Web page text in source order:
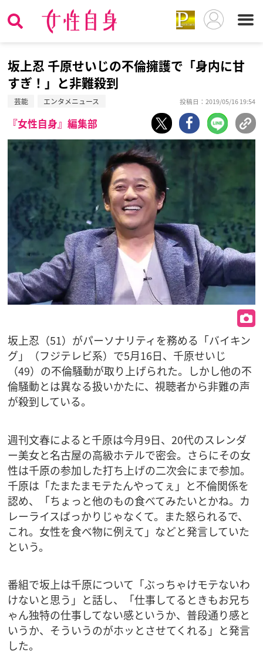
坂上忍 千原せいじの不倫擁護で「身内に甘
すぎ！」と非難殺到
芸能 エンタメニュース 投稿日：2019/05/16 19:54
『女性自身』編集部
坂上忍（51）がパーソナリティを務める「バイキン
グ」（フジテレビ系）で5月16日、千原せいじ
（49）の不倫騒動が取り上げられた。しかし他の不
倫騒動とは異なる扱いかたに、視聴者から非難の声
が殺到している。
週刊文春によると千原は今月9日、20代のスレンダ
ー美女と名古屋の高級ホテルで密会。さらにその女
性は千原の参加した打ち上げの二次会にまで参加。
千原は「たまたまモテたんやってぇ」と不倫関係を
認め、「ちょっと他のもの食べてみたいとかね。カ
レーライスばっかりじゃなくて。また怒られるで、
これ。女性を食べ物に例えて」などと発言していた
という。
番組で坂上は千原について「ぶっちゃけモテないわ
けないと思う」と話し、「仕事してるときもお兄ち
ゃん独特の仕事してない感というか、普段通り感と
いうか、そういうのがホッとさせてくれる」と発言
した。